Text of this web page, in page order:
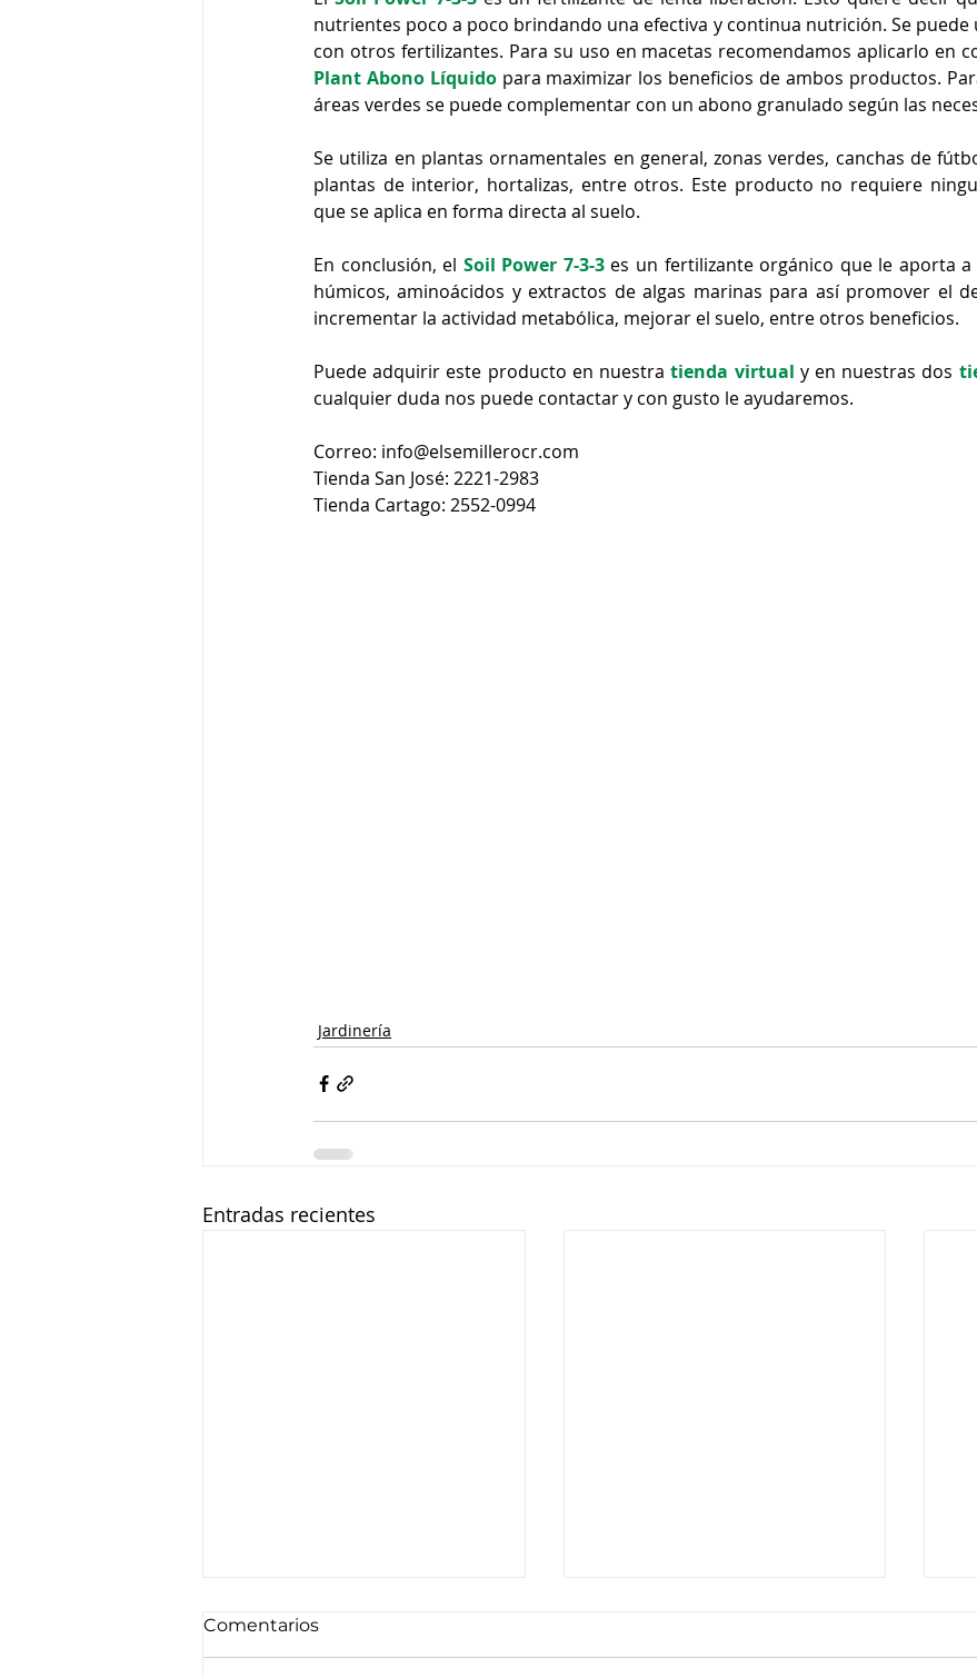
nutrientes poco a poco brindando una efectiva y continua nutrición. Se
con otros fertilizantes. Para su uso en macetas recomendamos aplicarlo en
Plant Abono Líquido para maximizar los beneficios de ambos productos.
Se utiliza en plantas ornamentales en general, zonas verdes, canchas de
plantas de interior, hortalizas, entre otros. Este producto no requiere
que se aplica en forma directa al suelo.
En conclusión, el Soil Power 7-3-3 es un fertilizante orgánico que le aporta a
húmicos, aminoácidos y extractos de algas marinas para así promover el
incrementar la actividad metabólica, mejorar el suelo, entre otros beneficios.
Puede adquirir este producto en nuestra tienda virtual y en nuestras dos
cualquier duda nos puede contactar y con gusto le ayudaremos.
Correo: info@elsemillerocr.com
Tienda San José: 2221-2983
Tienda Cartago: 2552-0994
Jardinería
Entradas recientes
Comentarios